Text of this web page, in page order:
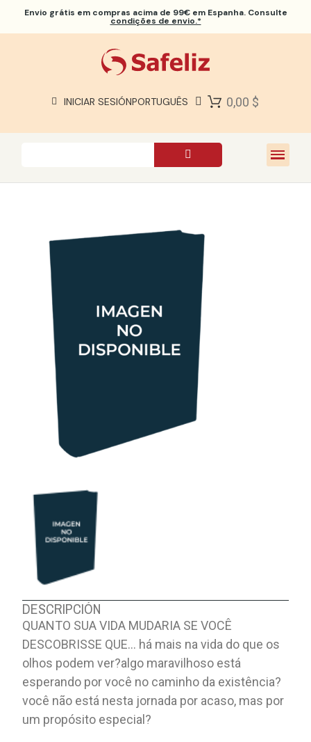
Envio grátis em compras acima de 99€ em Espanha. Consulte
condições de envio.*
INICIAR SESIÓNPORTUGUÊS 0,00 $
SOBRE NÓS
DESCRIPCIÓN
QUANTO SUA VIDA MUDARIA SE VOCÊ
DESCOBRISSE QUE... há mais na vida do que os
olhos podem ver?algo maravilhoso está
esperando por você no caminho da existência?
você não está nesta jornada por acaso, mas por
um propósito especial?